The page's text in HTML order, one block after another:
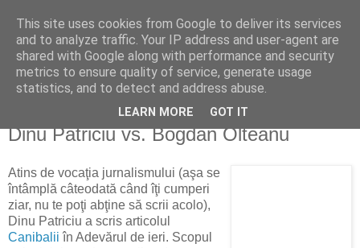
Politichia azi
politică în viziune privată
sâmbătă, 10 octombrie 2009
Dinu Patriciu vs. Bogdan Olteanu
Atins de vocaţia jurnalismului (aşa se
întâmplă câteodată când îţi cumperi
ziar, nu te poţi abţine să scrii acolo),
Dinu Patriciu a scris articolul
Canibalii în Adevărul de ieri. Scopul
This site uses cookies from Google to deliver its services
and to analyze traffic. Your IP address and user-agent are
shared with Google along with performance and security
metrics to ensure quality of service, generate usage
statistics, and to detect and address abuse.
LEARN MORE GOT IT